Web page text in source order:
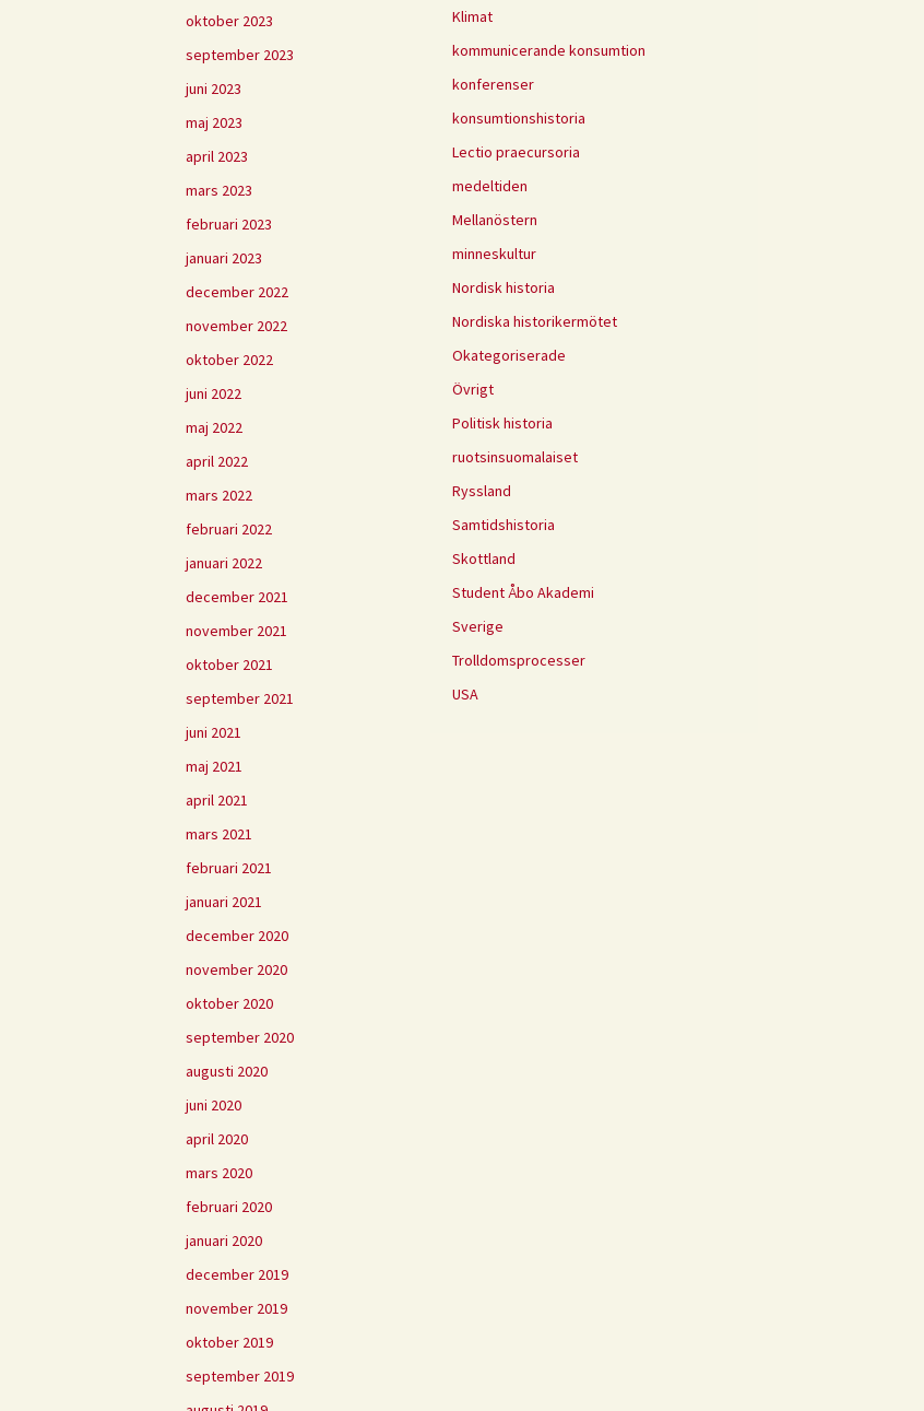
Klimat
kommunicerande konsumtion
konferenser
konsumtionshistoria
Lectio praecursoria
medeltiden
Mellanöstern
minneskultur
Nordisk historia
Nordiska historikermötet
Okategoriserade
Övrigt
Politisk historia
ruotsinsuomalaiset
Ryssland
Samtidshistoria
Skottland
Student Åbo Akademi
Sverige
Trolldomsprocesser
USA
oktober 2023
september 2023
juni 2023
maj 2023
april 2023
mars 2023
februari 2023
januari 2023
december 2022
november 2022
oktober 2022
juni 2022
maj 2022
april 2022
mars 2022
februari 2022
januari 2022
december 2021
november 2021
oktober 2021
september 2021
juni 2021
maj 2021
april 2021
mars 2021
februari 2021
januari 2021
december 2020
november 2020
oktober 2020
september 2020
augusti 2020
juni 2020
april 2020
mars 2020
februari 2020
januari 2020
december 2019
november 2019
oktober 2019
september 2019